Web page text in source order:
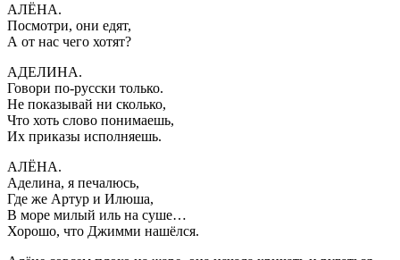
АЛЁНА.
Посмотри, они едят,
А от нас чего хотят?
АДЕЛИНА.
Говори по-русски только.
Не показывай ни сколько,
Что хоть слово понимаешь,
Их приказы исполняешь.
АЛЁНА.
Аделина, я печалюсь,
Где же Артур и Илюша,
В море милый иль на суше…
Хорошо, что Джимми нашёлся.